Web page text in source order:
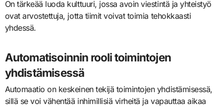
On tärkeää luoda kulttuuri, jossa avoin viestintä ja yhteistyö
ovat arvostettuja, jotta tiimit voivat toimia tehokkaasti
yhdessä.
Automatisoinnin rooli toimintojen
yhdistämisessä
Automaatio on keskeinen tekijä toimintojen yhdistämisessä,
sillä se voi vähentää inhimillisiä virheitä ja vapauttaa aikaa